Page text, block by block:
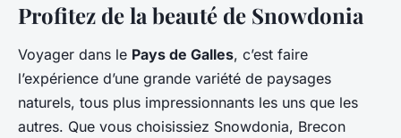
Profitez de la beauté de Snowdonia
Voyager dans le Pays de Galles, c’est faire
l’expérience d’une grande variété de paysages
naturels, tous plus impressionnants les uns que les
autres. Que vous choisissiez Snowdonia, Brecon